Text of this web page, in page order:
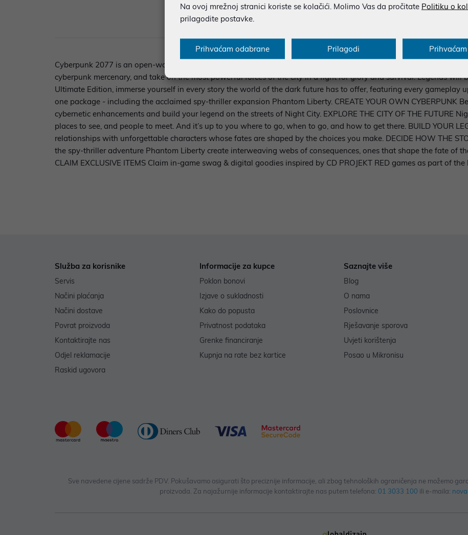
Opis
Cyberpunk 2077 is an open-world, action-adventure RPG set in Night City, a megalopolis obsessed with power,
cyberpunk mercenary, and take on the most powerful forces of the city in a fight for glory and survival. Legends will
Ultimate Edition, immerse yourself in every story the world of the dark future has to offer, featuring every gameplay
one package - including the acclaimed spy-thriller expansion Phantom Liberty. CREATE YOUR OWN CYBERPUNK
cybernetic enhancements and build your legend on the streets of Night City. EXPLORE THE CITY OF THE FUTURE
places to see, and people to meet. And it’s up to you where to go, when to go, and how to get there. BUILD YOUR
relationships with unforgettable characters whose fates are shaped by the choices you make. DECIDE HOW THE
the spy-thriller adventure Phantom Liberty create interweaving webs of consequences, ones that shape the fate of
CLAIM EXCLUSIVE ITEMS Claim in-game swag & digital goodies inspired by CD PROJEKT RED games as part of
Služba za korisnike
Servis
Načini plaćanja
Načini dostave
Povrat proizvoda
Kontaktirajte nas
Odjel reklamacije
Raskid ugovora
Informacije za kupce
Poklon bonovi
Izjave o sukladnosti
Kako do popusta
Privatnost podataka
Grenke financiranje
Kupnja na rate bez kartice
Saznajte više
Blog
O nama
Poslovnice
Rješavanje sporova
Uvjeti korištenja
Posao u Mikronisu
Sve navedene cijene sadrže PDV. Pokušavamo osigurati što preciznije informacije, ali zbog tehnoloških ograničenja ne možemo
proizvoda. Za najažurnije informacije kontaktirajte nas putem telefona: 01 3033 100 ili e-maila:
Na ovoj mrežnoj stranici koriste se kolačići. Molimo Vas da pročitate Politiku o
prilagodite postavke.
Prihvaćam odabrane Prilagodi